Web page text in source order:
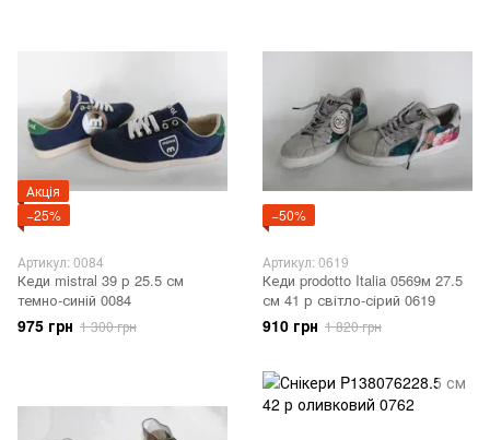
Акція
−25%
Артикул: 0084
Кеди mistral 39 р 25.5 см
темно-синій 0084
975 грн 1 300 грн
−50%
Артикул: 0619
Кеди prodotto Italia 0569м 27.5
см 41 р світло-сірий 0619
910 грн 1 820 грн